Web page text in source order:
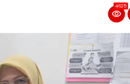
4625